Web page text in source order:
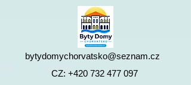
CZ: +420 732 477 097
bytydomychorvatsko@seznam.cz